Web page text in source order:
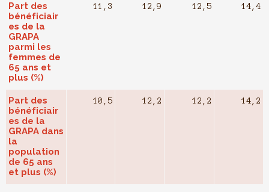
Part des
bénéficiair
es de la
GRAPA
parmi les
femmes de
65 ans et
plus (%)
11,3 12,9 12,5 14,4
Part des
bénéficiair
es de la
GRAPA dans
la
population
de 65 ans
et plus (%)
10,5 12,2 12,2 14,2